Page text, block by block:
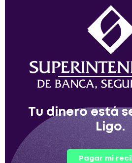
Tu dinero está
Ligo.
Pagar mi